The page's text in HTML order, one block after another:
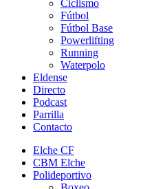
Ciclismo
Fútbol
Fútbol Base
Powerlifting
Running
Waterpolo
Eldense
Directo
Podcast
Parrilla
Contacto
Elche CF
CBM Elche
Polideportivo